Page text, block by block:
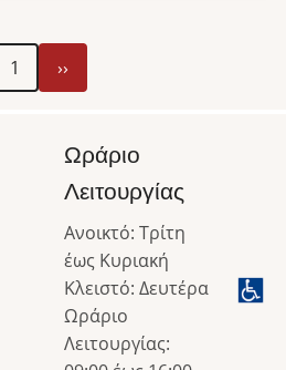
Λειτουργίας
για
το
1
page
››
Ωράριο
Λειτουργίας
Ανοικτό: Τρίτη
έως Κυριακή
Κλειστό: Δευτέρα
Ωράριο
Λειτουργίας: